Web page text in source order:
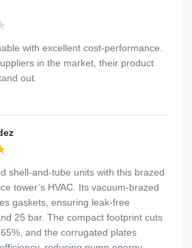
with excellent cost-performance.
in the market, their product
out.
shell-and-tube units with this brazed
tower’s HVAC. Its vacuum-brazed
gaskets, ensuring leak-free
25 bar. The compact footprint cuts
and the corrugated plates